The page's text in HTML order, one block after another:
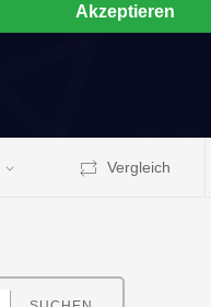
Akzeptieren
Vergleich